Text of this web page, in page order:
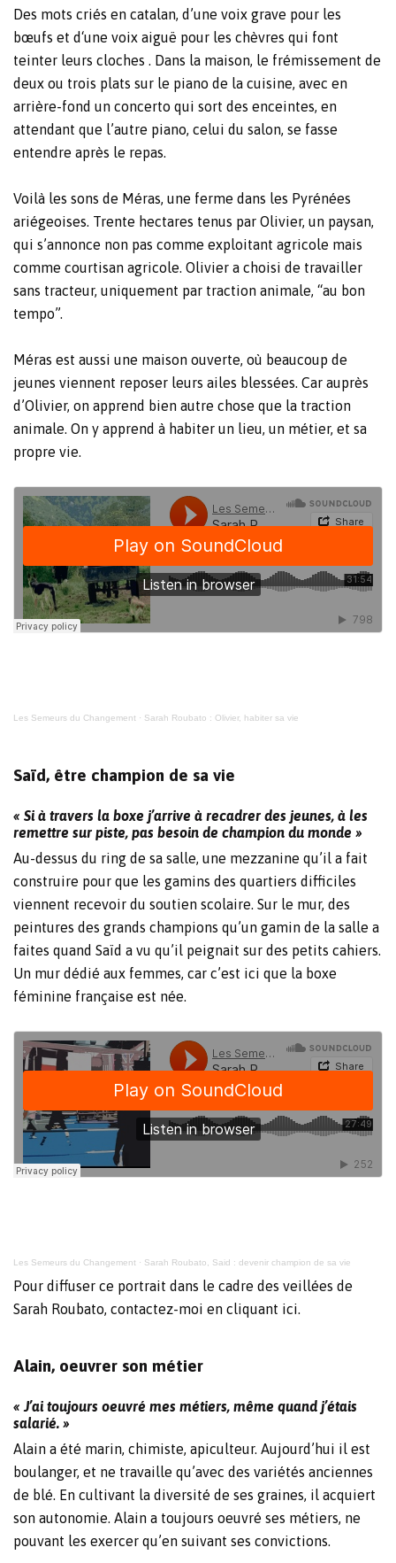
Des mots criés en catalan, d’une voix grave pour les
bœufs et d‘une voix aiguë pour les chèvres qui font
teinter leurs cloches . Dans la maison, le frémissement de
deux ou trois plats sur le piano de la cuisine, avec en
arrière-fond un concerto qui sort des enceintes, en
attendant que l’autre piano, celui du salon, se fasse
entendre après le repas.
Voilà les sons de Méras, une ferme dans les Pyrénées
ariégeoises. Trente hectares tenus par Olivier, un paysan,
qui s’annonce non pas comme exploitant agricole mais
comme courtisan agricole. Olivier a choisi de travailler
sans tracteur, uniquement par traction animale, “au bon
tempo”.
Méras est aussi une maison ouverte, où beaucoup de
jeunes viennent reposer leurs ailes blessées. Car auprès
d’Olivier, on apprend bien autre chose que la traction
animale. On y apprend à habiter un lieu, un métier, et sa
propre vie.
Les Semeurs du Changement · Sarah Roubato : Olivier, habiter sa vie
Saïd, être champion de sa vie
« Si à travers la boxe j’arrive à recadrer des jeunes, à les
remettre sur piste, pas besoin de champion du monde »
Au-dessus du ring de sa salle, une mezzanine qu’il a fait
construire pour que les gamins des quartiers difficiles
viennent recevoir du soutien scolaire. Sur le mur, des
peintures des grands champions qu’un gamin de la salle a
faites quand Saïd a vu qu’il peignait sur des petits cahiers.
Un mur dédié aux femmes, car c’est ici que la boxe
féminine française est née.
Les Semeurs du Changement · Sarah Roubato, Said : devenir champion de sa vie
Pour diffuser ce portrait dans le cadre des veillées de
Sarah Roubato, contactez-moi en cliquant ici.
Alain, oeuvrer son métier
« J’ai toujours oeuvré mes métiers, même quand j’étais
salarié. »
Alain a été marin, chimiste, apiculteur. Aujourd’hui il est
boulanger, et ne travaille qu’avec des variétés anciennes
de blé. En cultivant la diversité de ses graines, il acquiert
son autonomie. Alain a toujours oeuvré ses métiers, ne
pouvant les exercer qu’en suivant ses convictions.